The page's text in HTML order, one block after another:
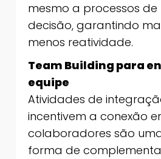
mesmo a processos
decisão, garantindo
menos reatividade.
Team Building para
equipe
Atividades de
incentivem a conexão
colaboradores são
forma de